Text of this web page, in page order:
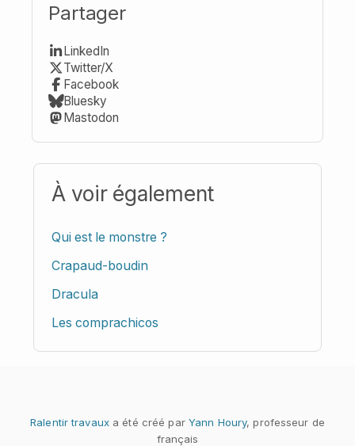
Partager
LinkedIn
Twitter/X
Facebook
Bluesky
Mastodon
À voir également
Qui est le monstre ?
Crapaud-boudin
Dracula
Les comprachicos
Ralentir travauxa été créé par Yann Houry, professeur de
français